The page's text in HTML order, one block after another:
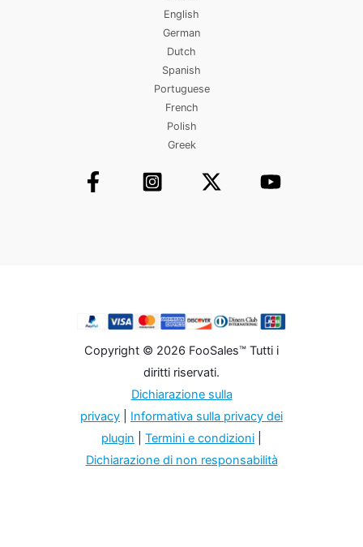
English
German
Dutch
Spanish
Portuguese
French
Polish
Greek
Copyright © 2026 FooSales™ Tutti i
diritti riservati.
Dichiarazione sulla
privacy
Informativa sulla privacy dei
plugin
Termini e condizioni
Dichiarazione di non responsabilità